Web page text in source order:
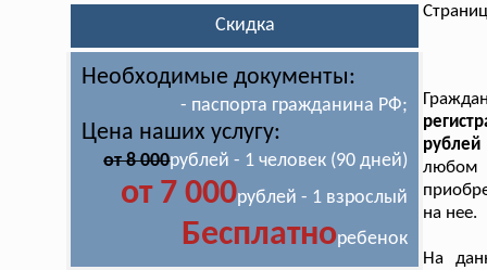
Скидка
Необходимые документы:
- паспорта гражданина РФ;
Цена наших услугу:
от 8 000рублей - 1 человек (90 дней)
от 7 000рублей - 1 взрослый
Бесплатноребенок
любом
на нее.
На